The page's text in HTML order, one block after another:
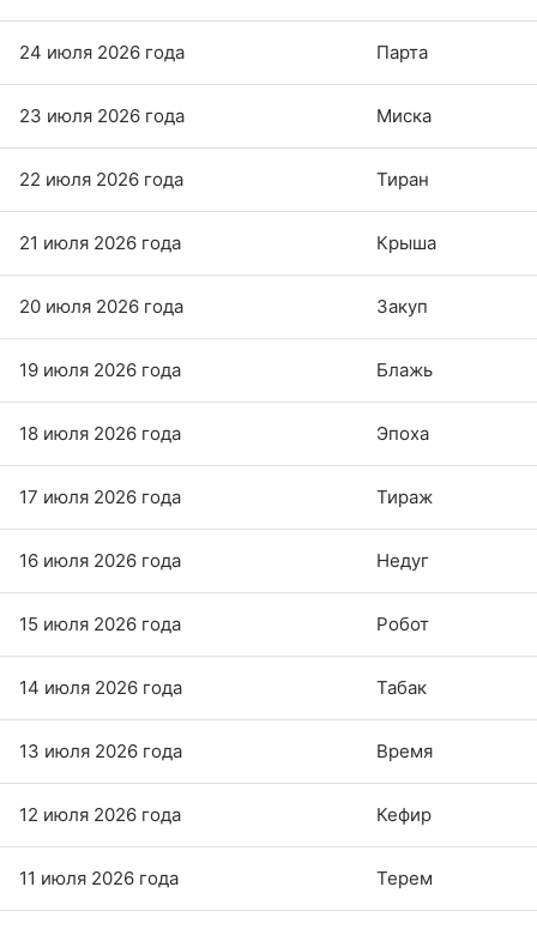
24 июля 2026 года Парта
23 июля 2026 года Миска
22 июля 2026 года Тиран
21 июля 2026 года Крыша
20 июля 2026 года Закуп
19 июля 2026 года Блажь
18 июля 2026 года Эпоха
17 июля 2026 года Тираж
16 июля 2026 года Недуг
15 июля 2026 года Робот
14 июля 2026 года Табак
13 июля 2026 года Время
12 июля 2026 года Кефир
11 июля 2026 года Терем